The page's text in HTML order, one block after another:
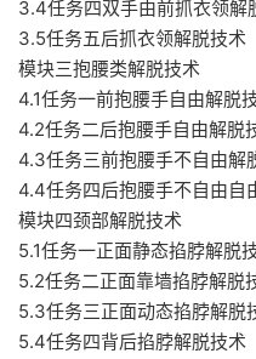
3.4任务四双手由前抓衣领解
3.5任务五后抓衣领解脱技术
模块三抱腰类解脱技术
4.1任务一前抱腰手自由解脱
4.2任务二后抱腰手自由解脱
4.3任务三前抱腰手不自由解
4.4任务四后抱腰手不自由自
模块四颈部解脱技术
5.1任务一正面静态掐脖解脱
5.2任务二正面靠墙掐脖解脱
5.3任务三正面动态掐脖解脱
5.4任务四背后掐脖解脱技术